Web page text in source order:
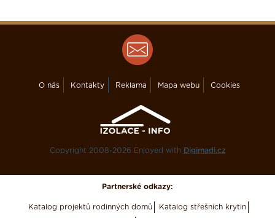
O nás Kontakty Reklama Mapa webu Cookies
Copyright 2008-2026 Enjoyed with Digimadi.cz
Partnerské odkazy:
Katalog projektů rodinných domů Katalog střešních krytin